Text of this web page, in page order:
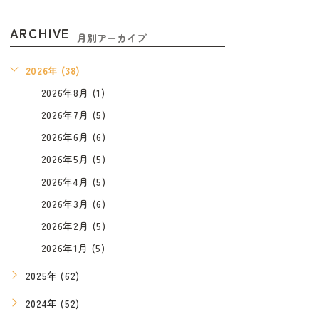
ARCHIVE 月別アーカイブ
2026年 (38)
2026年8月 (1)
2026年7月 (5)
2026年6月 (6)
2026年5月 (5)
2026年4月 (5)
2026年3月 (6)
2026年2月 (5)
2026年1月 (5)
2025年 (62)
2024年 (52)